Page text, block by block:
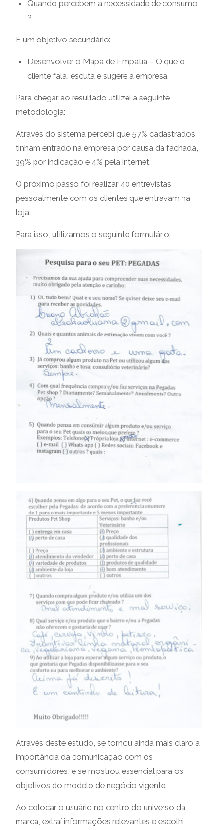
Quando percebem a necessidade de consumo
?
E um objetivo secundário:
Desenvolver o Mapa de Empatia – O que o
cliente fala, escuta e sugere a empresa.
Para chegar ao resultado utilizei a seguinte
metodologia:
Através do sistema percebi que 57% cadastrados
tinham entrado na empresa por causa da fachada,
39% por indicação e 4% pela internet.
O próximo passo foi realizar 40 entrevistas
pessoalmente com os clientes que entravam na
loja.
Para isso, utilizamos o seguinte formulário:
Através deste estudo, se tornou ainda mais claro a
importância da comunicação com os
consumidores, e se mostrou essencial para os
objetivos do modelo de negócio vigente.
Ao colocar o usuário no centro do universo da
marca, extraí informações relevantes e escolhi